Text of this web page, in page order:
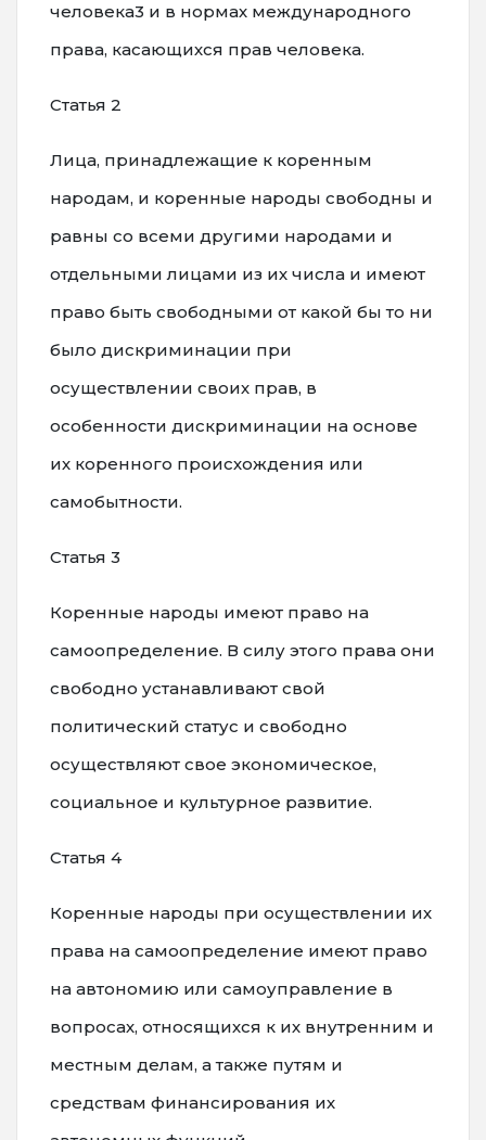
человека3 и в нормах международного
права, касающихся прав человека.
Статья 2
Лица, принадлежащие к коренным
народам, и коренные народы свободны и
равны со всеми другими народами и
отдельными лицами из их числа и имеют
право быть свободными от какой бы то ни
было дискриминации при
осуществлении своих прав, в
особенности дискриминации на основе
их коренного происхождения или
самобытности.
Статья 3
Коренные народы имеют право на
самоопределение. В силу этого права они
свободно устанавливают свой
политический статус и свободно
осуществляют свое экономическое,
социальное и культурное развитие.
Статья 4
Коренные народы при осуществлении их
права на самоопределение имеют право
на автономию или самоуправление в
вопросах, относящихся к их внутренним и
местным делам, а также путям и
средствам финансирования их